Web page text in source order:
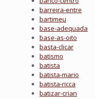
barreira-entre
bartimeu
base-adequada
base-as-oito
basta-clicar
batismo
batista
batista-mario
batista-ricca
batizar-crian